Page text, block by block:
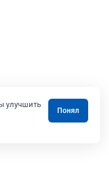
улучшить
Понял